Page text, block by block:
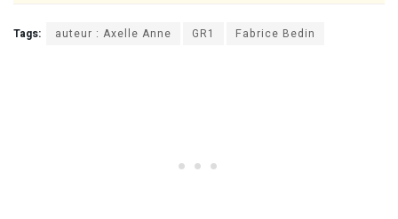
Tags: auteur : Axelle Anne GR1 Fabrice Bedin